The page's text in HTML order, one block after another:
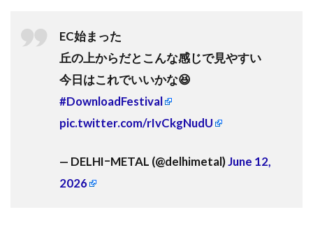
EC始まった
丘の上からだとこんな感じで見やすい
今日はこれでいいかな😆
#DownloadFestival
pic.twitter.com/rIvCkgNudU
— DELHIｰMETAL (@delhimetal)June 12,
2026